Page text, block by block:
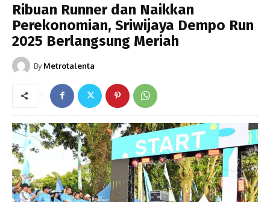
Ribuan Runner dan Naikkan
Perekonomian, Sriwijaya Dempo Run
2025 Berlangsung Meriah
By Metrotalenta